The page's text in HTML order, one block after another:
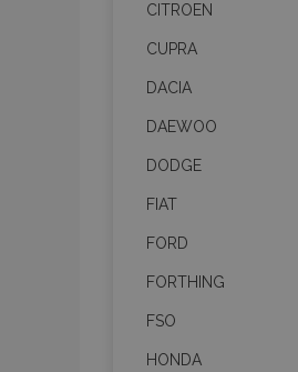
CITROEN
CUPRA
DACIA
DAEWOO
DODGE
FIAT
FORD
FORTHING
FSO
HONDA